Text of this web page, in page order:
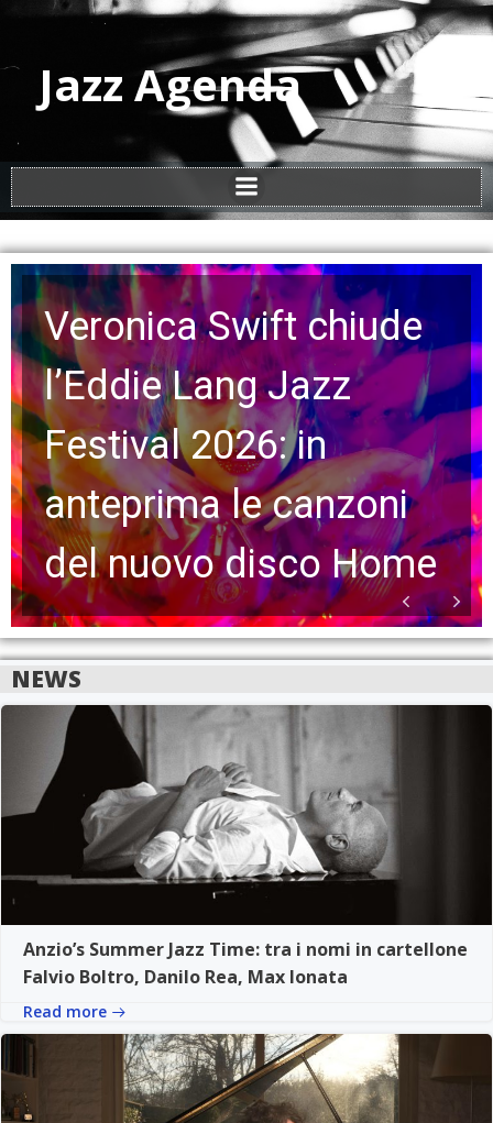
Jazz Agenda
Veronica Swift chiude
l’Eddie Lang Jazz
Festival 2026: in
anteprima le canzoni
del nuovo disco Home
NEWS
Anzio’s Summer Jazz Time: tra i nomi in cartellone
Falvio Boltro, Danilo Rea, Max Ionata
Read more